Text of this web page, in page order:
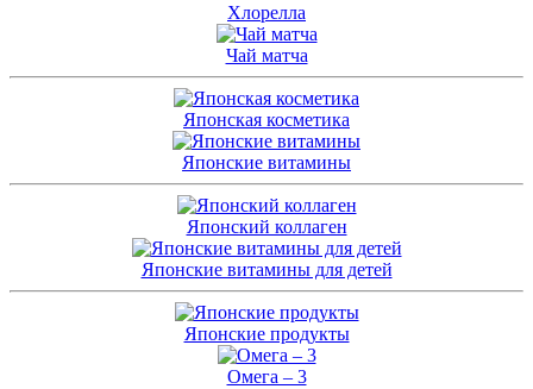
Хлорелла
Чай матча
Японская косметика
Японские витамины
Японский коллаген
Японские витамины для детей
Японские продукты
Омега – 3